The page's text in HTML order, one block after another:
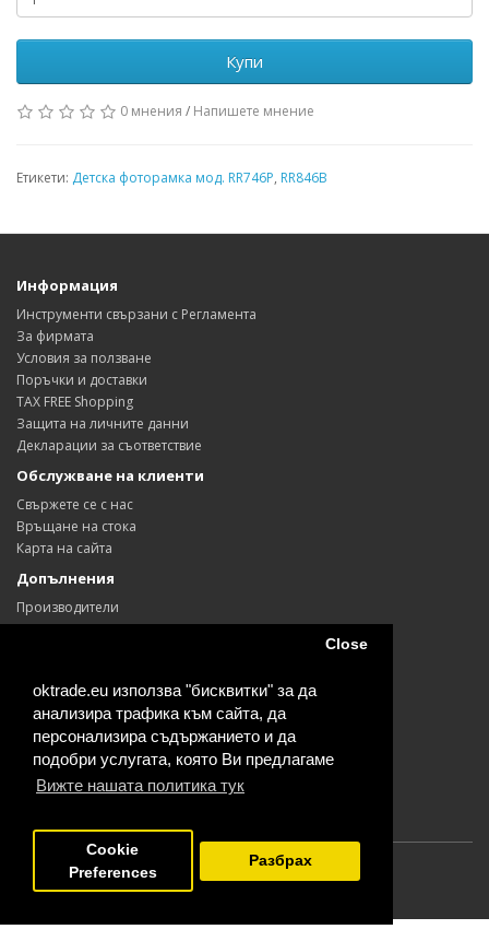
oktrade.eu използва "бисквитки" за да
анализира трафика към сайта, да
персонализира съдържанието и да
подобри услугата, която Ви предлагаме
Вижте нашата политика тук
Close
Cookie
Preferences
Разбрах
Купи
0 мнения / Напишете мнение
Етикети: Детска фоторамка мод. RR746P, RR846B
Информация
Инструменти свързани с Регламента
За фирмата
Условия за ползване
Поръчки и доставки
TAX FREE Shopping
Защита на личните данни
Декларации за съответствие
Обслужване на клиенти
Свържете се с нас
Връщане на стока
Карта на сайта
Допълнения
Производители
Ваучери
Моят профил
История на поръчките
Любими продукти
Информационен бюлетин
Powered ByOpenCart
склад Одесос Колор © 2026